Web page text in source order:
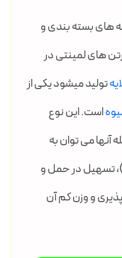
های بسته بندی و
های لمینتی در
تولید میشود یکی از
است. این نوع
آنها می توان به
تسهیل در حمل و
و وزن کم آن